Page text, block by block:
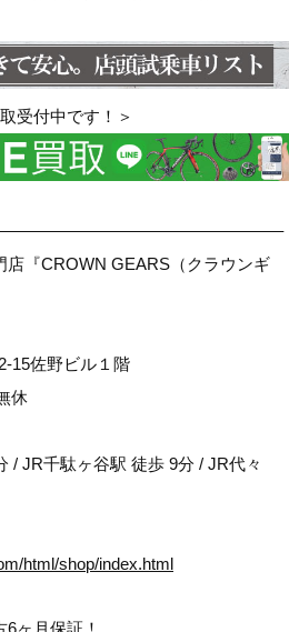
受付中です！＞
店『CROWN GEARS（クラウンギ
15佐野ビル１階
休
/ JR千駄ヶ谷駅 徒歩 9分 / JR代々
html/shop/index.html
ヶ月保証！